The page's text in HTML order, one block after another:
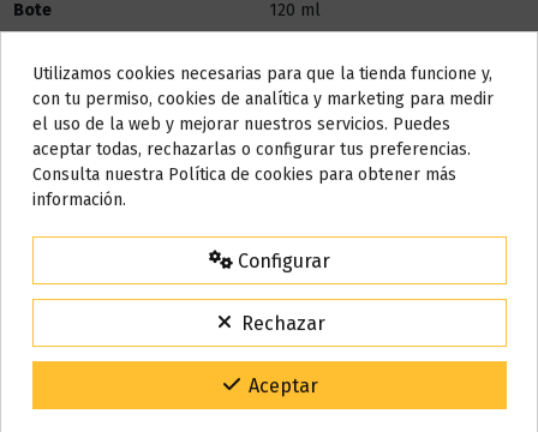
Bote 120 ml
Marca
Monster Club
Referencia 001195
ean13 8469250368056
También puede que te guste
Do not show again.
AVISO IMPORTANTE
Nos tomamos unos días
Todos los pedidos realizados desde el
15% de descuento
Para agradecerte la espera durante estos días.
Código:VACACIONES15
Gracias por tu paciencia y por seguir confiando en nosotros.
Utilizamos cookies necesarias para que la tienda funcione y,
con tu permiso, cookies de analítica y marketing para medir
el uso de la web y mejorar nuestros servicios. Puedes
aceptar todas, rechazarlas o configurar tus preferencias.
Consulta nuestra Política de cookies para obtener más
información.
Configurar
Rechazar
Aceptar